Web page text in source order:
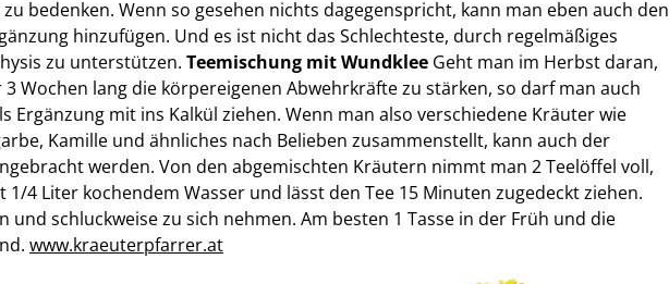
bedenken. Wenn so gesehen nichts dagegenspricht, kann man eben auch den
hinzufügen. Und es ist nicht das Schlechteste, durch regelmäßiges
zu unterstützen. Teemischung mit Wundklee Geht man im Herbst daran,
Wochen lang die körpereigenen Abwehrkräfte zu stärken, so darf man auch
Ergänzung mit ins Kalkül ziehen. Wenn man also verschiedene Kräuter wie
Kamille und ähnliches nach Belieben zusammenstellt, kann auch der
werden. Von den abgemischten Kräutern nimmt man 2 Teelöffel voll,
1/4 Liter kochendem Wasser und lässt den Tee 15 Minuten zugedeckt ziehen.
und schluckweise zu sich nehmen. Am besten 1 Tasse in der Früh und die
www.kraeuterpfarrer.at